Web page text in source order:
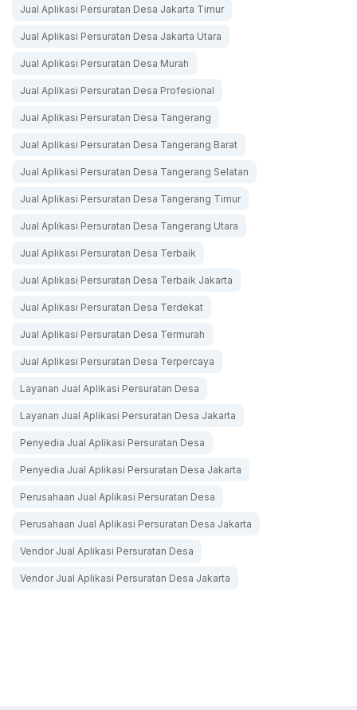
Jual Aplikasi Persuratan Desa Jakarta Timur
Jual Aplikasi Persuratan Desa Jakarta Utara
Jual Aplikasi Persuratan Desa Murah
Jual Aplikasi Persuratan Desa Profesional
Jual Aplikasi Persuratan Desa Tangerang
Jual Aplikasi Persuratan Desa Tangerang Barat
Jual Aplikasi Persuratan Desa Tangerang Selatan
Jual Aplikasi Persuratan Desa Tangerang Timur
Jual Aplikasi Persuratan Desa Tangerang Utara
Jual Aplikasi Persuratan Desa Terbaik
Jual Aplikasi Persuratan Desa Terbaik Jakarta
Jual Aplikasi Persuratan Desa Terdekat
Jual Aplikasi Persuratan Desa Termurah
Jual Aplikasi Persuratan Desa Terpercaya
Layanan Jual Aplikasi Persuratan Desa
Layanan Jual Aplikasi Persuratan Desa Jakarta
Penyedia Jual Aplikasi Persuratan Desa
Penyedia Jual Aplikasi Persuratan Desa Jakarta
Perusahaan Jual Aplikasi Persuratan Desa
Perusahaan Jual Aplikasi Persuratan Desa Jakarta
Vendor Jual Aplikasi Persuratan Desa
Vendor Jual Aplikasi Persuratan Desa Jakarta